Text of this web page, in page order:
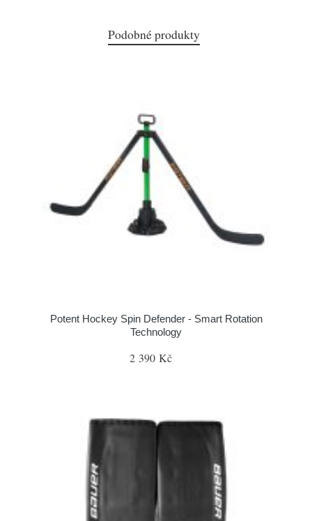
Podobné produkty
Potent Hockey Spin Defender - Smart Rotation
Technology
2 390 Kč